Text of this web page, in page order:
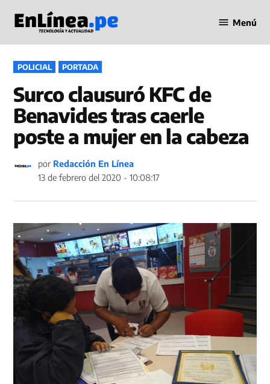
contenido
en Línea
Menú
PUBLICADO
EN
POLICIAL PORTADA
Surco clausuró KFC de
Benavides tras caerle
poste a mujer en la cabeza
por Redacción En Línea
13 de febrero del 2020 - 10:08:17